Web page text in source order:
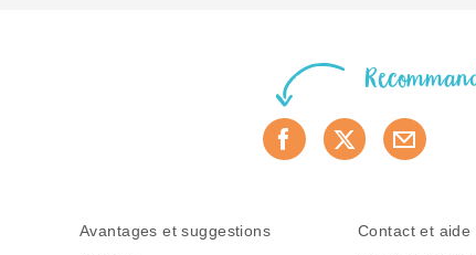
Avantages et suggestions Contact et aide